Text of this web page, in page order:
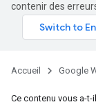
contenir des
Accueil Google
Ce contenu vous a-t-